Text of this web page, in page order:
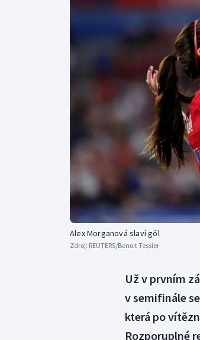
Alex Morganová slaví gól
Zdroj: REUTERS/Benoit Tessier
Už v prvním
v semifinále
která po
Rozporuplné